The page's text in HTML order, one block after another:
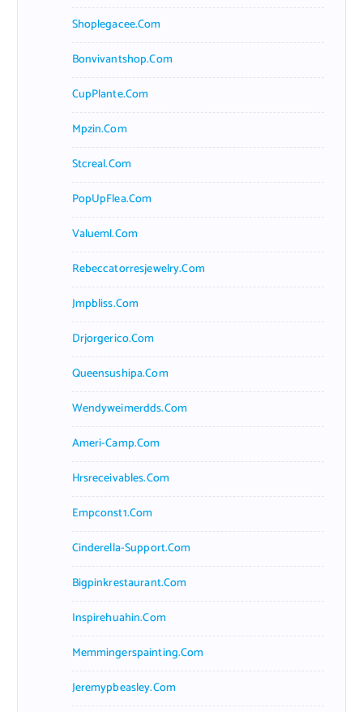
Shoplegacee.com
Bonvivantshop.com
CupPlante.com
Mpzin.com
Stcreal.com
PopUpFlea.com
Valueml.com
Rebeccatorresjewelry.com
Jmpbliss.com
Drjorgerico.com
Queensushipa.com
Wendyweimerdds.com
Ameri-Camp.com
Hrsreceivables.com
Empconst1.com
Cinderella-Support.com
Bigpinkrestaurant.com
Inspirehuahin.com
Memmingerspainting.com
Jeremypbeasley.com